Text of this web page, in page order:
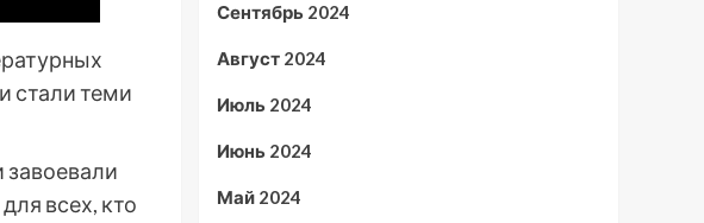
стали теми
завоевали
всех, кто
Сентябрь 2024
Август 2024
Июль 2024
Июнь 2024
Май 2024